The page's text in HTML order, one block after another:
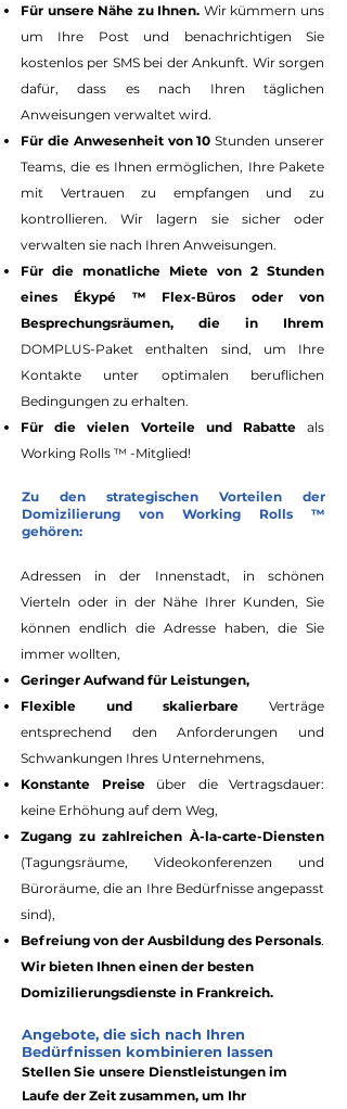
Für unsere Nähe zu Ihnen. Wir kümmern uns
um Ihre Post und benachrichtigen Sie
kostenlos per SMS bei der Ankunft. Wir sorgen
dafür, dass es nach Ihren täglichen
Anweisungen verwaltet wird.
Für die Anwesenheit von 10Stunden unserer
Teams, die es Ihnen ermöglichen, Ihre Pakete
mit Vertrauen zu empfangen und zu
kontrollieren. Wir lagern sie sicher oder
verwalten sie nach Ihren Anweisungen.
Für die monatliche Miete von 2 Stunden
eines Ékypé ™ Flex-Büros oder von
Besprechungsräumen, die in Ihrem
DOMPLUS-Paket enthalten sind, um Ihre
Kontakte unter optimalen beruflichen
Bedingungen zu erhalten.
Für die vielen Vorteile und Rabatte als
Working Rolls ™ -Mitglied!
Zu den strategischen Vorteilen der
Domizilierung von Working Rolls ™
gehören:
Adressen in der Innenstadt, in schönen
Vierteln oder in der Nähe Ihrer Kunden, Sie
können endlich die Adresse haben, die Sie
immer wollten,
Geringer Aufwand für Leistungen,
Flexible und skalierbare Verträge
entsprechend den Anforderungen und
Schwankungen Ihres Unternehmens,
Konstante Preise über die Vertragsdauer:
keine Erhöhung auf dem Weg,
Zugang zu zahlreichen À-la-carte-Diensten
(Tagungsräume, Videokonferenzen und
Büroräume, die an Ihre Bedürfnisse angepasst
sind),
Befreiung von der Ausbildung des Personals.
Wir bieten Ihnen einen der besten
Domizilierungsdienste in Frankreich.
Angebote, die sich nach Ihren
Bedürfnissen kombinieren lassen
Stellen Sie unsere Dienstleistungen im
Laufe der Zeit zusammen, um Ihr